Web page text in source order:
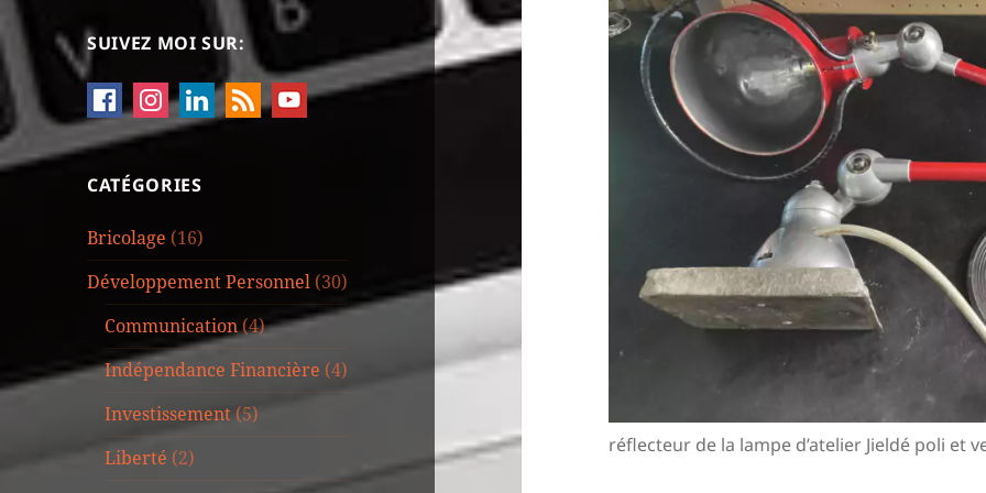
SUIVEZ MOI SUR:
CATÉGORIES
Bricolage (16)
Développement Personnel (30)
Communication(4)
Indépendance Financière (4)
Investissement (5)
Liberté (2)
réflecteur de la lampe d’atelier Jieldé poli et